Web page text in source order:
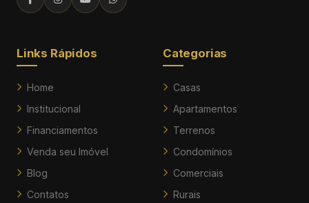
Links Rápidos
Home
Institucional
Financiamentos
Venda seu Imóvel
Blog
Contatos
Categorias
Casas
Apartamentos
Terrenos
Condomínios
Comerciais
Rurais